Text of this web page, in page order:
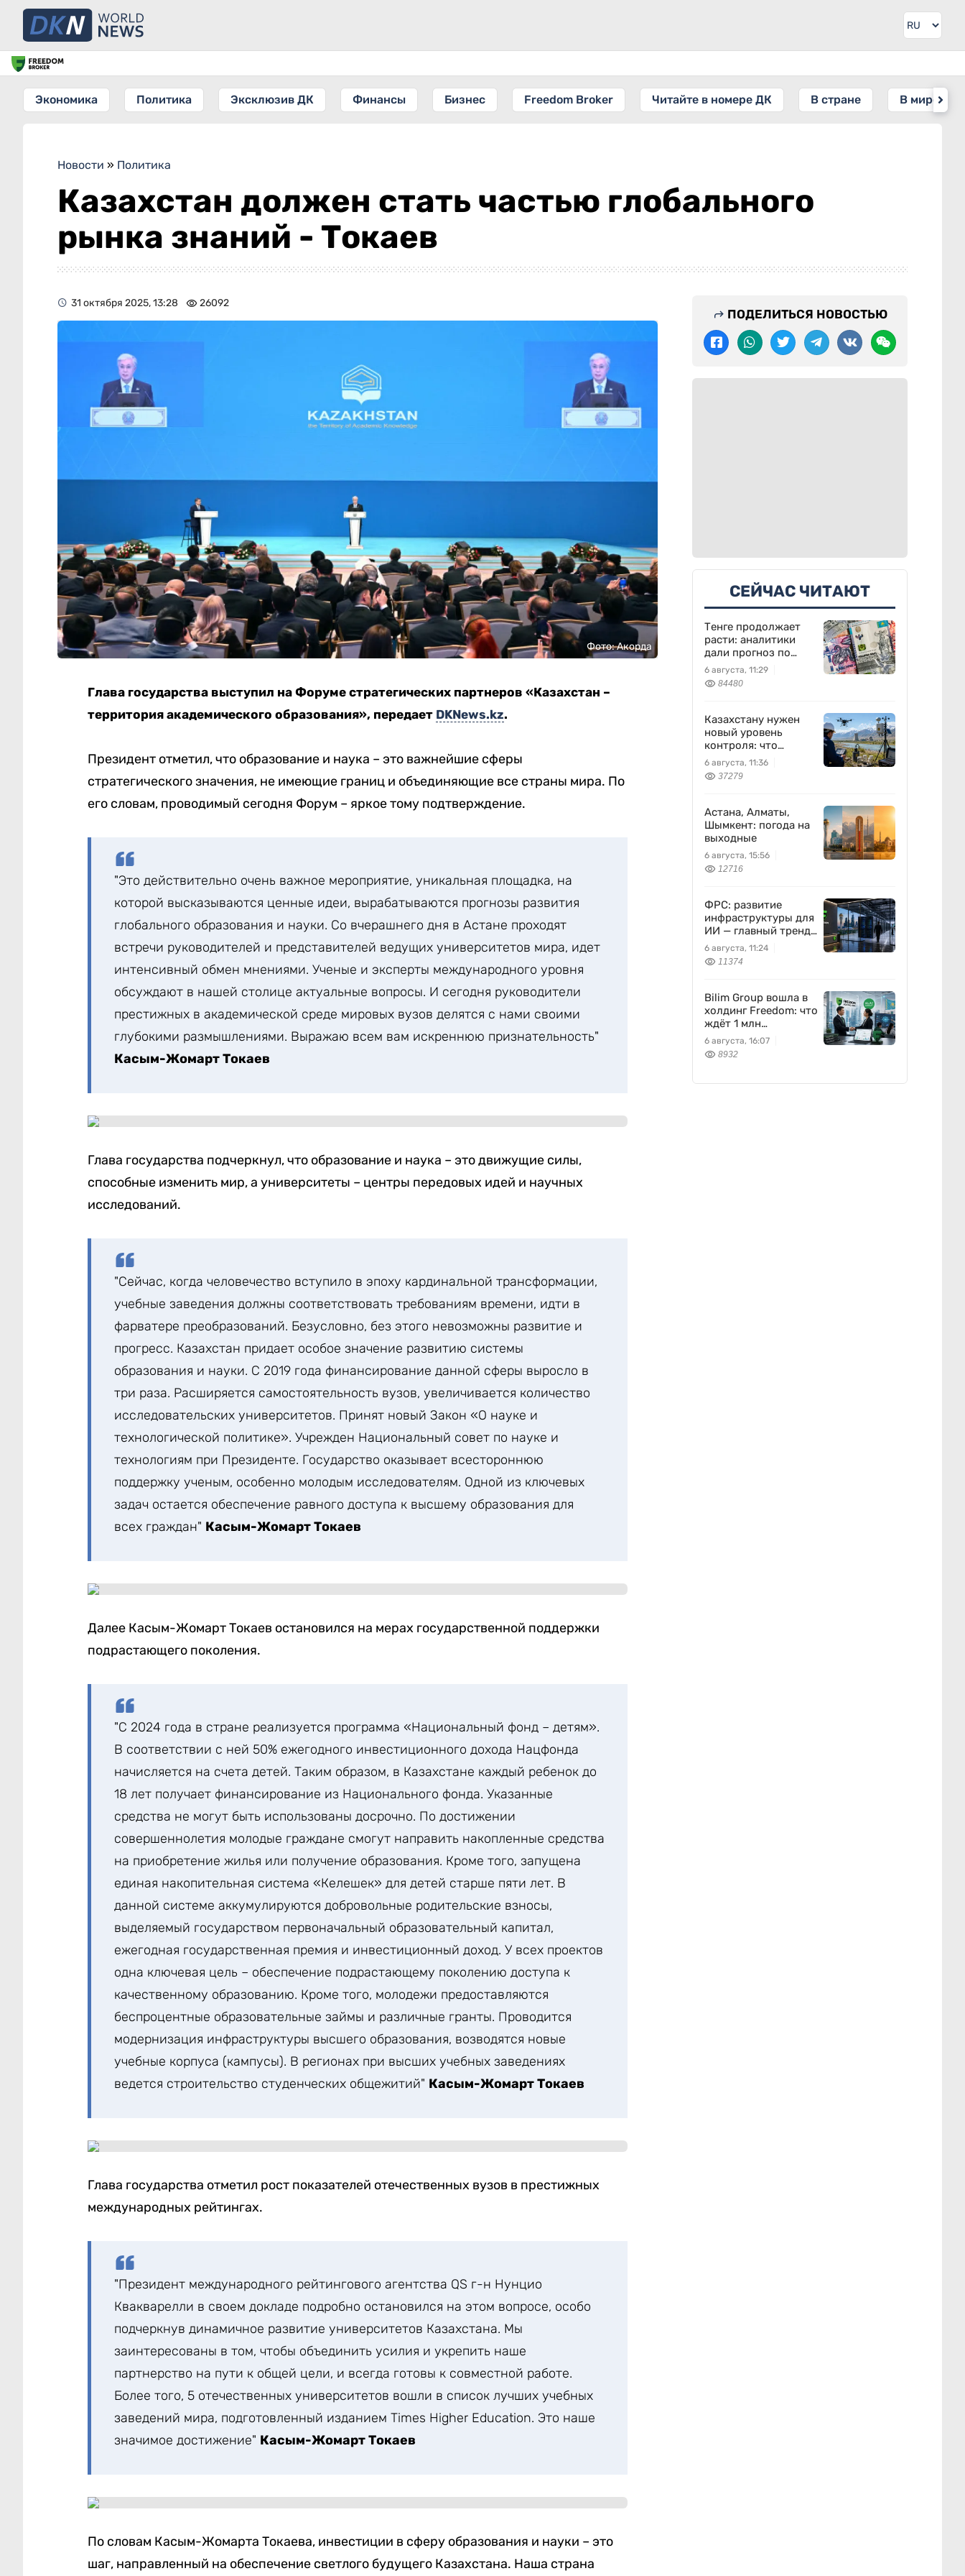
Экономика Политика Эксклюзив ДК Финансы Бизнес Freedom Broker Читайте в номере ДК В стране В мире
Новости » Политика
Казахстан должен стать частью глобального
рынка знаний - Токаев
31 октября 2025, 13:28 26092
Фото: Акорда
Глава государства выступил на Форуме стратегических партнеров «Казахстан –
территория академического образования», передает DKNews.kz.
Президент отметил, что образование и наука – это важнейшие сферы
стратегического значения, не имеющие границ и объединяющие все страны мира. По
его словам, проводимый сегодня Форум – яркое тому подтверждение.
"Это действительно очень важное мероприятие, уникальная площадка, на
которой высказываются ценные идеи, вырабатываются прогнозы развития
глобального образования и науки. Со вчерашнего дня в Астане проходят
встречи руководителей и представителей ведущих университетов мира, идет
интенсивный обмен мнениями. Ученые и эксперты международного уровня
обсуждают в нашей столице актуальные вопросы. И сегодня руководители
престижных в академической среде мировых вузов делятся с нами своими
глубокими размышлениями. Выражаю всем вам искреннюю признательность"
Касым-Жомарт Токаев
Глава государства подчеркнул, что образование и наука – это движущие силы,
способные изменить мир, а университеты – центры передовых идей и научных
исследований.
"Сейчас, когда человечество вступило в эпоху кардинальной трансформации,
учебные заведения должны соответствовать требованиям времени, идти в
фарватере преобразований. Безусловно, без этого невозможны развитие и
прогресс. Казахстан придает особое значение развитию системы
образования и науки. С 2019 года финансирование данной сферы выросло в
три раза. Расширяется самостоятельность вузов, увеличивается количество
исследовательских университетов. Принят новый Закон «О науке и
технологической политике». Учрежден Национальный совет по науке и
технологиям при Президенте. Государство оказывает всестороннюю
поддержку ученым, особенно молодым исследователям. Одной из ключевых
задач остается обеспечение равного доступа к высшему образования для
всех граждан" Касым-Жомарт Токаев
Далее Касым-Жомарт Токаев остановился на мерах государственной поддержки
подрастающего поколения.
"С 2024 года в стране реализуется программа «Национальный фонд – детям».
В соответствии с ней 50% ежегодного инвестиционного дохода Нацфонда
начисляется на счета детей. Таким образом, в Казахстане каждый ребенок до
18 лет получает финансирование из Национального фонда. Указанные
средства не могут быть использованы досрочно. По достижении
совершеннолетия молодые граждане смогут направить накопленные средства
на приобретение жилья или получение образования. Кроме того, запущена
единая накопительная система «Келешек» для детей старше пяти лет. В
данной системе аккумулируются добровольные родительские взносы,
выделяемый государством первоначальный образовательный капитал,
ежегодная государственная премия и инвестиционный доход. У всех проектов
одна ключевая цель – обеспечение подрастающему поколению доступа к
качественному образованию. Кроме того, молодежи предоставляются
беспроцентные образовательные займы и различные гранты. Проводится
модернизация инфраструктуры высшего образования, возводятся новые
учебные корпуса (кампусы). В регионах при высших учебных заведениях
ведется строительство студенческих общежитий" Касым-Жомарт Токаев
Глава государства отметил рост показателей отечественных вузов в престижных
международных рейтингах.
"Президент международного рейтингового агентства QS г-н Нунцио
Квакварелли в своем докладе подробно остановился на этом вопросе, особо
подчеркнув динамичное развитие университетов Казахстана. Мы
заинтересованы в том, чтобы объединить усилия и укрепить наше
партнерство на пути к общей цели, и всегда готовы к совместной работе.
Более того, 5 отечественных университетов вошли в список лучших учебных
заведений мира, подготовленный изданием Times Higher Education. Это наше
значимое достижение" Касым-Жомарт Токаев
По словам Касым-Жомарта Токаева, инвестиции в сферу образования и науки – это
шаг, направленный на обеспечение светлого будущего Казахстана. Наша страна
ПОДЕЛИТЬСЯ НОВОСТЬЮ
СЕЙЧАС ЧИТАЮТ
Тенге продолжает
расти: аналитики
дали прогноз по
доллару
6 августа, 11:29
84480
Казахстану нужен
новый уровень
контроля: что
предлагают ученые
на фоне развития
атомной энергетики
6 августа, 11:36
37279
Астана, Алматы,
Шымкент: погода на
выходные
6 августа, 15:56
12716
ФРС: развитие
инфраструктуры для
ИИ — главный тренд
мировой экономики.
Как в него
вписывается
Corp.
6 августа, 11:24
11374
Bilim Group вошла в
холдинг Freedom: что
ждёт 1 млн
пользователей
6 августа, 16:07
8932